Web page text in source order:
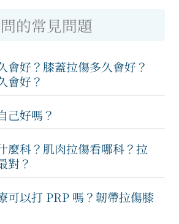
的常見問題
會好？膝蓋拉傷多久會好？
會好？
己好嗎？
麼科？肌肉拉傷看哪科？拉
對？
可以打 PRP 嗎？韌帶拉傷膝